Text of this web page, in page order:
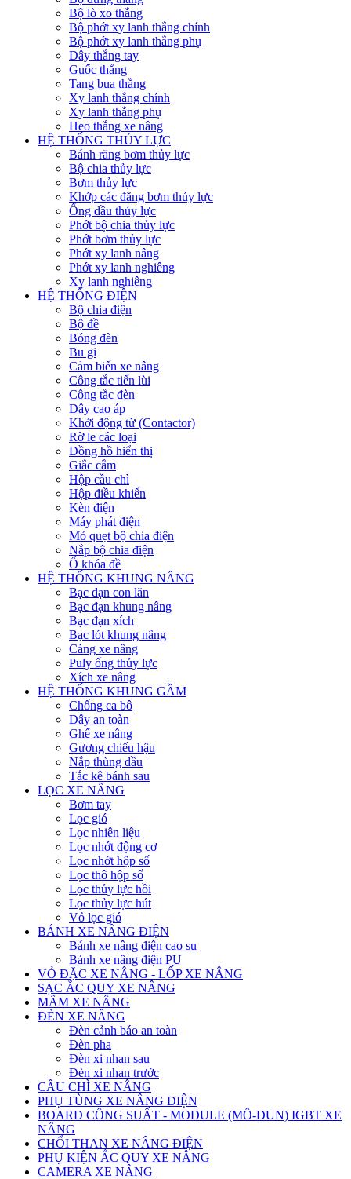
Bộ lò xo thắng
Bộ phớt xy lanh thắng chính
Bộ phớt xy lanh thắng phụ
Dây thắng tay
Guốc thắng
Tang bua thắng
Xy lanh thắng chính
Xy lanh thắng phụ
Heo thắng xe nâng
HỆ THỐNG THỦY LỰC
Bánh răng bơm thủy lực
Bộ chia thủy lực
Bơm thủy lực
Khớp các đăng bơm thủy lực
Ống dầu thủy lực
Phớt bộ chia thủy lực
Phớt bơm thủy lực
Phớt xy lanh nâng
Phớt xy lanh nghiêng
Xy lanh nghiêng
HỆ THỐNG ĐIỆN
Bộ chia điện
Bộ đề
Bóng đèn
Bu gi
Cảm biến xe nâng
Công tắc tiến lùi
Công tắc đèn
Dây cao áp
Khởi động từ (Contactor)
Rờ le các loại
Đồng hồ hiển thị
Giắc cắm
Hộp cầu chì
Hộp điều khiển
Kèn điện
Máy phát điện
Mỏ quẹt bộ chia điện
Nắp bộ chia điện
Ổ khóa đề
HỆ THỐNG KHUNG NÂNG
Bạc đạn con lăn
Bạc đạn khung nâng
Bạc đạn xích
Bạc lót khung nâng
Càng xe nâng
Puly ống thủy lực
Xích xe nâng
HỆ THỐNG KHUNG GẦM
Chống ca bô
Dây an toàn
Ghế xe nâng
Gương chiếu hậu
Nắp thùng dầu
Tắc kê bánh sau
LỌC XE NÂNG
Bơm tay
Lọc gió
Lọc nhiên liệu
Lọc nhớt động cơ
Lọc nhớt hộp số
Lọc thô hộp số
Lọc thủy lực hồi
Lọc thủy lực hút
Vỏ lọc gió
BÁNH XE NÂNG ĐIỆN
Bánh xe nâng điện cao su
Bánh xe nâng điện PU
VỎ ĐẶC XE NÂNG - LỐP XE NÂNG
SẠC ẮC QUY XE NÂNG
MÂM XE NÂNG
ĐÈN XE NÂNG
Đèn cảnh báo an toàn
Đèn pha
Đèn xi nhan sau
Đèn xi nhan trước
CẦU CHÌ XE NÂNG
PHỤ TÙNG XE NÂNG ĐIỆN
BOARD CÔNG SUẤT - MODULE (MÔ-ĐUN) IGBT XE
NÂNG
CHỔI THAN XE NÂNG ĐIỆN
PHỤ KIỆN ẮC QUY XE NÂNG
CAMERA XE NÂNG